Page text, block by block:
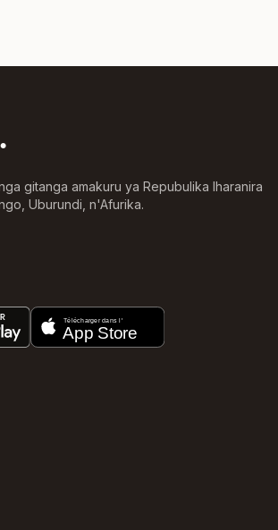
gitanga amakuru ya Repubulika Iharanira
Uburundi, n'Afurika.